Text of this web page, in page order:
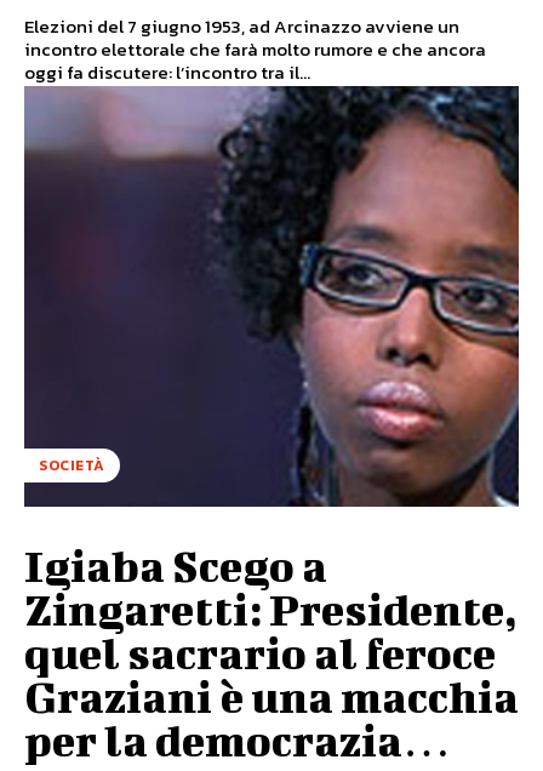
Elezioni del 7 giugno 1953, ad Arcinazzo avviene un
incontro elettorale che farà molto rumore e che ancora
oggi fa discutere: l’incontro tra il...
SOCIETÀ
Igiaba Scego a
Zingaretti: Presidente,
quel sacrario al feroce
Graziani è una macchia
per la democrazia…